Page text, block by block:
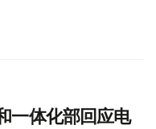
一体化部回应电